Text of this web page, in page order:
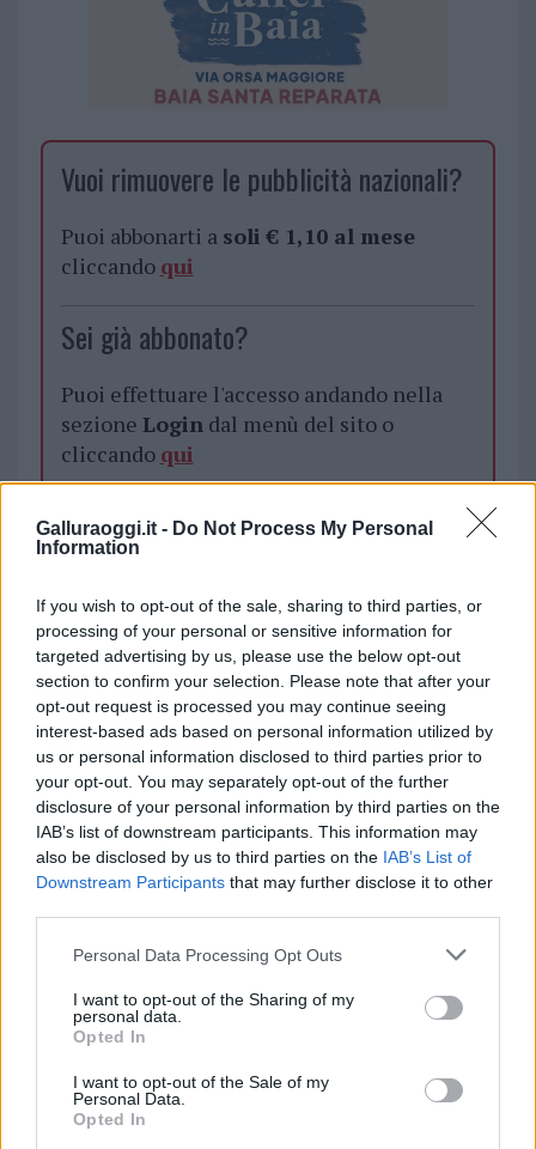
Galluraoggi.it - Do Not Process My Personal
Information
If you wish to opt-out of the sale, sharing to third parties, or
processing of your personal or sensitive information for
targeted advertising by us, please use the below opt-out
section to confirm your selection. Please note that after your
opt-out request is processed you may continue seeing
interest-based ads based on personal information utilized by
us or personal information disclosed to third parties prior to
your opt-out. You may separately opt-out of the further
disclosure of your personal information by third parties on the
IAB’s list of downstream participants. This information may
also be disclosed by us to third parties on the IAB’s List of
Downstream Participants that may further disclose it to other
Please note that this website/app uses one or more Google
not limited to your visit or usage behaviour. You may click to
grant or deny consent to Google and its third-party tags to
use your data for below specified purposes in below Google
consent section.
Personal Data Processing Opt Outs
I want to opt-out of the Sharing of my
personal data.
Opted In
I want to opt-out of the Sale of my
Personal Data.
Opted In
Vuoi rimuovere le pubblicità nazionali?
Puoi abbonarti a soli € 1,10 al mese
cliccando qui
Sei già abbonato?
Puoi effettuare l'accesso andando nella
sezione Logindal menù del sito o
cliccando qui
TEMI: Arzachena Al G20 Roberto Ragnedda
Notizie in tempo reale?
Entra nel canale telegram di
GalluraOggi.it
Inviaci le tue segnalazioni,
i tuoi video e le tue foto
Su WhatsApp al numero +39
345 356 7512
Ricevi le nostre ultime news
daGoogle News